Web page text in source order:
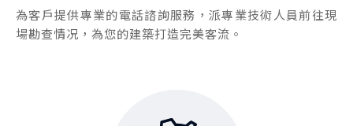
為客戶提供專業的電話諮詢服務，派專業技術人員前往現
場勘查情况，為您的建築打造完美客流。